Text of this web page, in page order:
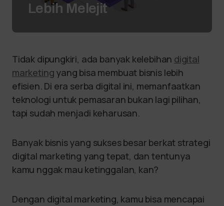
Lebih Melejit
Tidak dipungkiri, ada banyak kelebihan digital
marketing yang bisa membuat bisnis lebih
efisien. Di era serba digital ini, memanfaatkan
teknologi untuk pemasaran bukan lagi pilihan,
tapi sudah menjadi keharusan.
Banyak bisnis yang sukses besar berkat strategi
digital marketing yang tepat, dan tentunya
kamu nggak mau ketinggalan, kan?
Dengan digital marketing, kamu bisa mencapai